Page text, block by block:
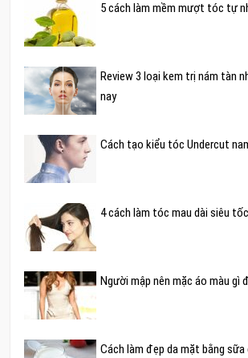
5 cách làm mềm mượt tóc tự
Review 3 loại kem trị nám tàn
nay
Cách tạo kiểu tóc Undercut
4 cách làm tóc mau dài siêu
Người mập nên mặc áo màu gì
Cách làm đẹp da mặt bằng